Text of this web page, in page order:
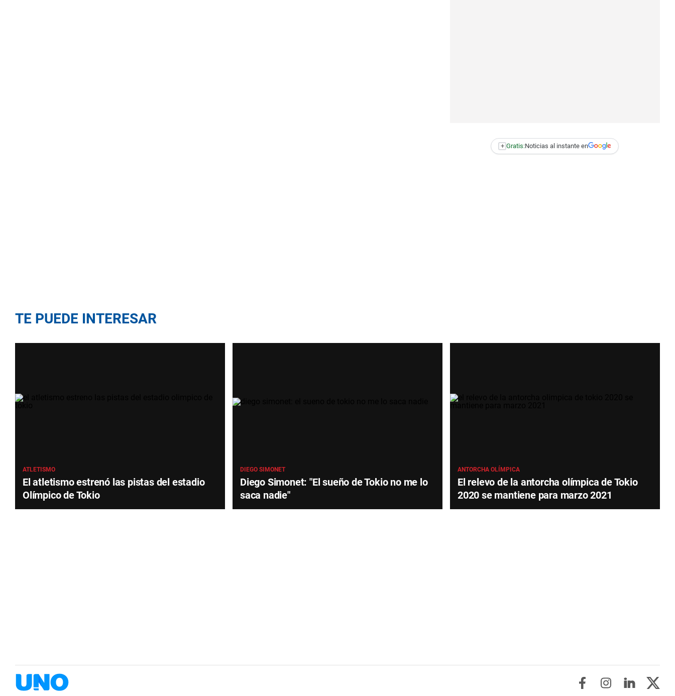
+ Gratis:Noticias al instante en
TE PUEDE INTERESAR
ATLETISMO
El atletismo estrenó las pistas del estadio
Olímpico de Tokio
DIEGO SIMONET
Diego Simonet: "El sueño de Tokio no me lo
saca nadie"
ANTORCHA OLÍMPICA
El relevo de la antorcha olímpica de Tokio
2020 se mantiene para marzo 2021